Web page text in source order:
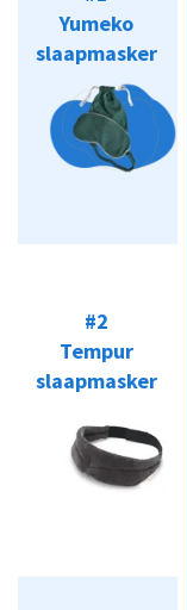
Yumeko
slaapmasker
Tempur
slaapmasker
Yumeko
slaapmasker
#2
Tempur
slaapmasker